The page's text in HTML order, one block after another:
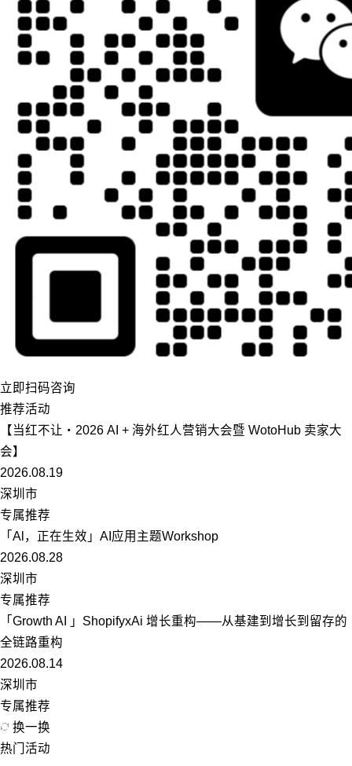
立即扫码咨询
推荐活动
【当红不让・2026 AI + 海外红人营销大会暨 WotoHub 卖家大
会】
2026.08.19
深圳市
专属推荐
「Al，正在生效」AI应用主题Workshop
2026.08.28
深圳市
专属推荐
「Growth AI 」ShopifyxAi 增长重构——从基建到增长到留存的
全链路重构
2026.08.14
深圳市
专属推荐
换一换
热门活动